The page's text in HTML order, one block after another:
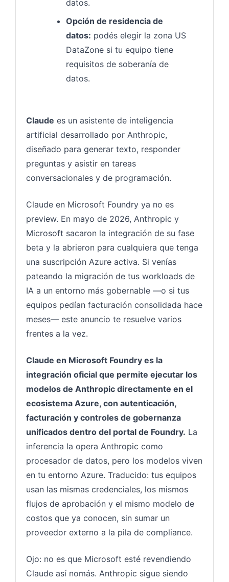
datos.
Opción de residencia de
datos: podés elegir la zona US
DataZone si tu equipo tiene
requisitos de soberanía de
datos.
Claude es un asistente de inteligencia
artificial desarrollado por Anthropic,
diseñado para generar texto, responder
preguntas y asistir en tareas
conversacionales y de programación.
Claude en Microsoft Foundry ya no es
preview. En mayo de 2026, Anthropic y
Microsoft sacaron la integración de su fase
beta y la abrieron para cualquiera que tenga
una suscripción Azure activa. Si venías
pateando la migración de tus workloads de
IA a un entorno más gobernable —o si tus
equipos pedían facturación consolidada hace
meses— este anuncio te resuelve varios
frentes a la vez.
Claude en Microsoft Foundry es la
integración oficial que permite ejecutar los
modelos de Anthropic directamente en el
ecosistema Azure, con autenticación,
facturación y controles de gobernanza
unificados dentro del portal de Foundry. La
inferencia la opera Anthropic como
procesador de datos, pero los modelos viven
en tu entorno Azure. Traducido: tus equipos
usan las mismas credenciales, los mismos
flujos de aprobación y el mismo modelo de
costos que ya conocen, sin sumar un
proveedor externo a la pila de compliance.
Ojo: no es que Microsoft esté revendiendo
Claude así nomás. Anthropic sigue siendo